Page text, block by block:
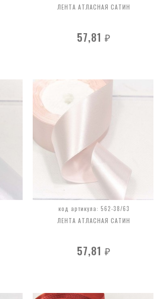
ЛЕНТА АТЛАСНАЯ САТИН
57,81₽
код артикула: 562-38/63
ЛЕНТА АТЛАСНАЯ САТИН
57,81₽